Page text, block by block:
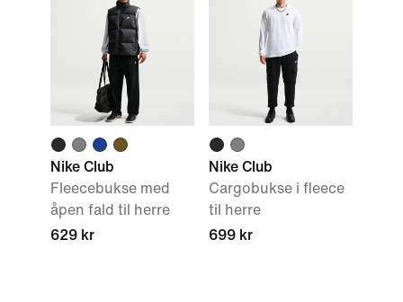
Nike Club
Fleecebukse med
åpen fald til herre
629 kr
Nike Club
Cargobukse i fleece
til herre
699 kr